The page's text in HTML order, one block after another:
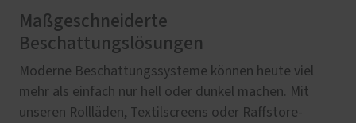
Maßgeschneiderte
Beschattungslösungen
Moderne Beschattungssysteme können heute viel
mehr als einfach nur hell oder dunkel machen. Mit
unseren Rollläden, Textilscreens oder Raffstore-